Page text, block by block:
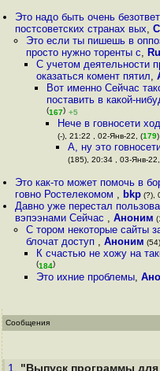
Это надо быть очень
постсоветских странах вых,
Это если ты пишешь в
просто нужно торенты с,
С учетом деятельности
оказаться комент пятил,
Вот именно Сейчас
поставить в какой-
(167) +5
Нече в говносети
(-), 21:22 , 02-Янв-22, (179)
А, ну это
(185), 20:34 , 03-Янв-
Это как-то может помочь в
говно Ростелекомом , bkp (?),
Давно уже перестал
вэпээнами Сейчас ,Аноним
С тором некоторые сайты
блочат доступ , Аноним
К счастью не хожу на
(184)
Это ихние проблемы,
Сообщения
1. "Выпуск программы для